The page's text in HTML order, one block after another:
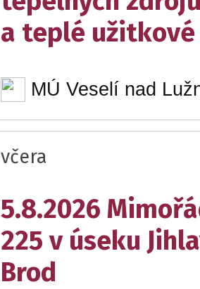
a teplé užitkové
MÚ Veselí nad
včera
5.8.2026
225 v úseku
Brod